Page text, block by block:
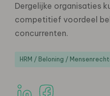
Dergelijke organisaties
competitief voordeel
concurrenten.
HRM / Beloning /